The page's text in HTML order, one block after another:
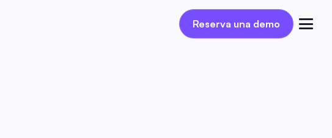
Reserva una demo
Reserva una demo